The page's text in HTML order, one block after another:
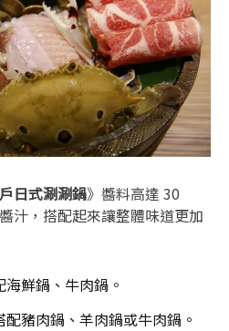
日式涮涮鍋》醬料高達 30
汁，搭配起來讓整體味道更加
鮮鍋、牛肉鍋。
豬肉鍋、羊肉鍋或牛肉鍋。